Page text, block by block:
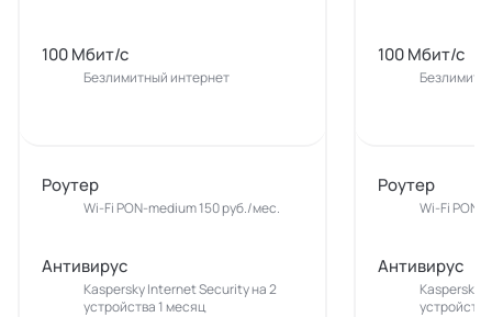
100 Мбит/с
Безлимитный интернет
Роутер
Wi-Fi PON-medium 150 руб./мес.
Антивирус
Kaspersky Internet Security на 2
устройства 1 месяц
100 Мбит/с
Роутер
Wi-Fi PON-
Антивирус
Kaspersky